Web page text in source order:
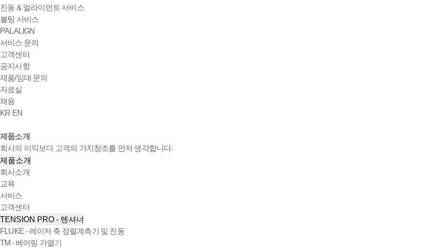
진동 & 얼라이먼트 서비스
볼팅 서비스
PALALIGN
서비스 문의
고객센터
공지사항
제품/임대 문의
자료실
채용
KR EN
제품소개
회사의 이익보다 고객의 가치창조를 먼저 생각합니다.
제품소개
회사소개
교육
서비스
고객센터
TENSION PRO - 텐셔너
FLUKE - 레이저 축 정렬계측기 및 진동
TM - 베어링 가열기